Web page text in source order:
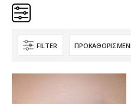
Κατηγορίες
FILTER